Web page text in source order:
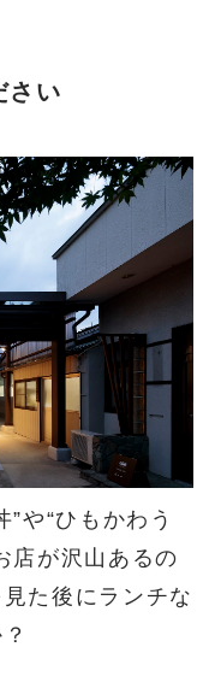
さい
や“ひもかわう
店が沢山あるの
た後にランチな